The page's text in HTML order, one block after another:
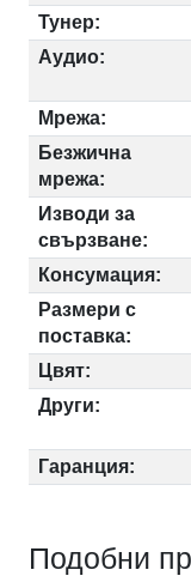
Тунер:
Аудио:
Мрежа:
Безжична
мрежа:
Изводи за
свързване:
Консумация:
Размери с
поставка:
Цвят:
Други:
Гаранция:
Подобни